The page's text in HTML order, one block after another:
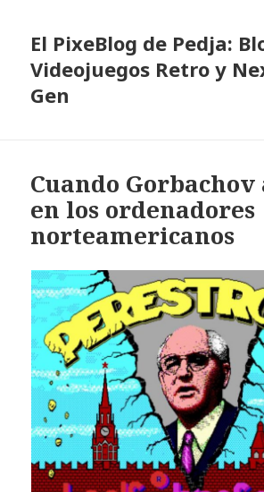
El PixeBlog de Pedja:
Videojuegos Retro y
Gen
Cuando
en los ordenadores
norteamericanos